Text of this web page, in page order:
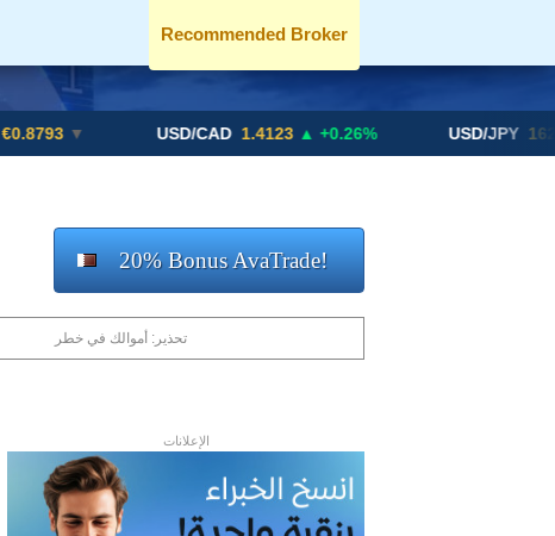
Recommended Broker
▼ USD/CAD 1.4123 ▲ +0.26% 162.70 ▲
20% Bonus AvaTrade!
تحذير: أموالك في خطر
الإعلانات